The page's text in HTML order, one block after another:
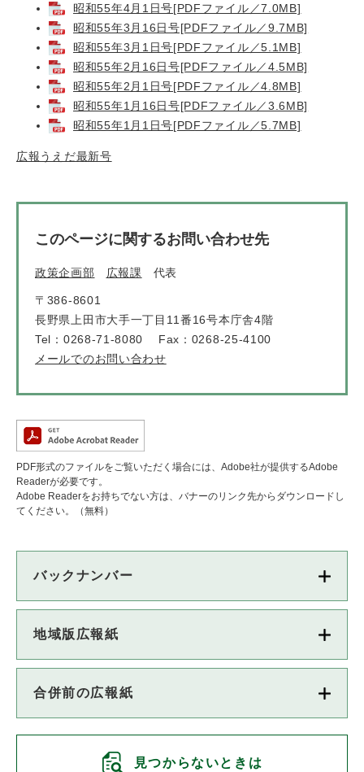
昭和55年4月1日号[PDFファイル／7.0MB]
昭和55年3月16日号[PDFファイル／9.7MB]
昭和55年3月1日号[PDFファイル／5.1MB]
昭和55年2月16日号[PDFファイル／4.5MB]
昭和55年2月1日号[PDFファイル／4.8MB]
昭和55年1月16日号[PDFファイル／3.6MB]
昭和55年1月1日号[PDFファイル／5.7MB]
広報うえだ最新号
このページに関するお問い合わせ先
政策企画部 広報課 代表
〒386-8601
長野県上田市大手一丁目11番16号本庁舎4階
Tel：0268-71-8080
Fax：0268-25-4100
メールでのお問い合わせ
PDF形式のファイルをご覧いただく場合には、Adobe社が提供するAdobe
Readerが必要です。
Adobe Readerをお持ちでない方は、バナーのリンク先からダウンロードし
てください。（無料）
バックナンバー
地域版広報紙
合併前の広報紙
見つからないときは